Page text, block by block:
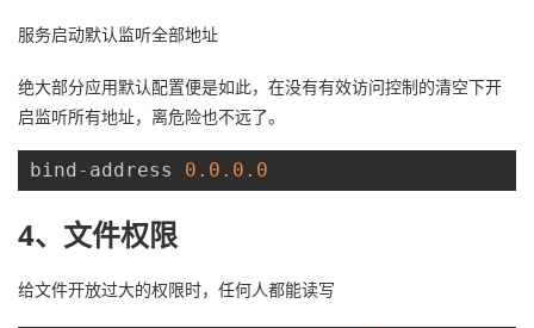
服务启动默认监听全部地址
绝大部分应用默认配置便是如此，在没有有效访问控制的清空下开
启监听所有地址，离危险也不远了。
bind - address 0.0 .0 .0
4、文件权限
给文件开放过大的权限时，任何人都能读写